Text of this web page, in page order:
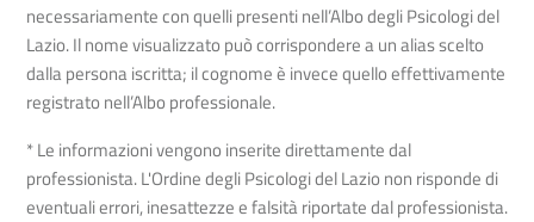
necessariamente con quelli presenti nell’Albo degli Psicologi del
Lazio. Il nome visualizzato può corrispondere a un alias scelto
dalla persona iscritta; il cognome è invece quello effettivamente
registrato nell’Albo professionale.
* Le informazioni vengono inserite direttamente dal
professionista. L'Ordine degli Psicologi del Lazio non risponde di
eventuali errori, inesattezze e falsità riportate dal professionista.